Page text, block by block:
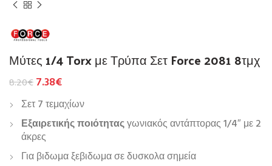
Μύτες 1/4 Torx με Τρύπα Σετ Force 2081 8τμχ
8.20€7.38€
Σετ 7 τεμαχίων
Εξαιρετικής ποιότηταςγωνιακός αντάπτορας 1/4″ με 2
άκρες
Για βιδωμα ξεβιδωμα σε δυσκολα σημεία